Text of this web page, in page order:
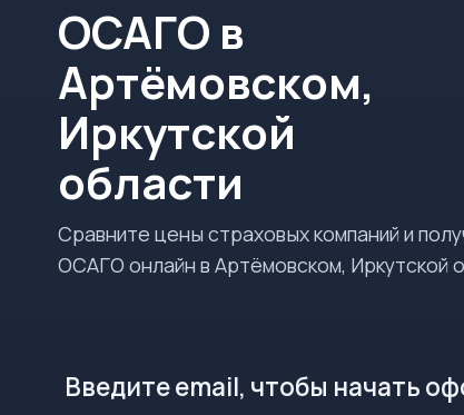
ОСАГО в
Артёмовском,
Иркутской
области
Сравните цены страховых компаний и
ОСАГО онлайн в Артёмовском, Иркутской
Введите email, чтобы начать